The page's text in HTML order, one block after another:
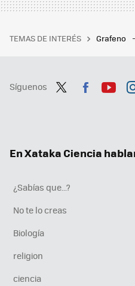
TEMAS DE INTERÉS Grafeno
Síguenos
En Xataka Ciencia
¿Sabías que...?
No te lo creas
Biología
religion
ciencia